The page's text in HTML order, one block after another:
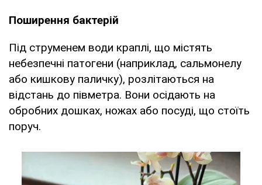
Поширення бактерій
Під струменем води краплі, що містять
небезпечні патогени (наприклад, сальмонелу
або кишкову паличку), розлітаються на
відстань до півметра. Вони осідають на
обробних дошках, ножах або посуді, що стоїть
поруч.